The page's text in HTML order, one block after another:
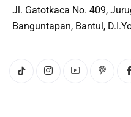
Jl. Gatotkaca No. 409,
Banguntapan, Bantul,